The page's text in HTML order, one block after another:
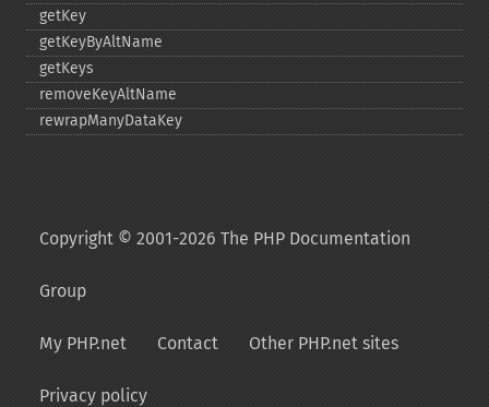
getKey
getKeyByAltName
getKeys
removeKeyAltName
rewrapManyDataKey
Copyright © 2001-2026 The PHP Documentation
Group
My PHP.net Contact Other PHP.net sites
Privacy policy